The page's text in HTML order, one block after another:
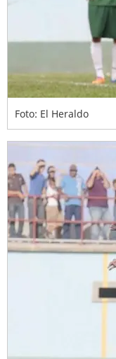
Foto: El Heraldo